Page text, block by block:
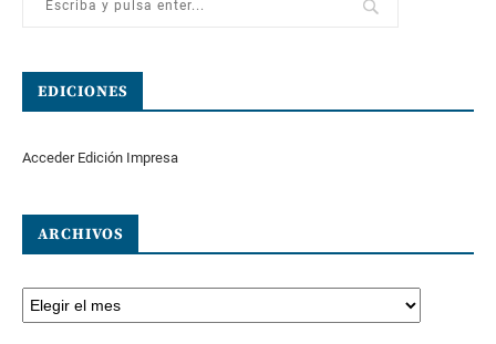
EDICIONES
Acceder Edición Impresa
ARCHIVOS